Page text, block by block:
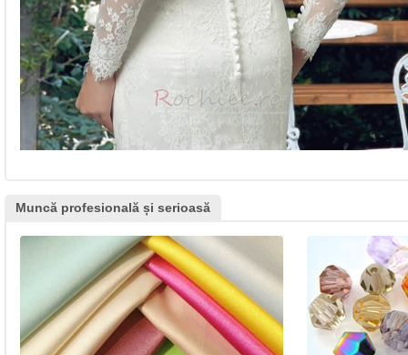
Muncă profesională și serioasă